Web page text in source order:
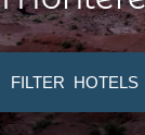
FILTER HOTELS